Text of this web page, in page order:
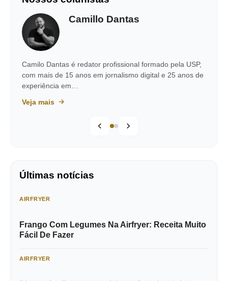
Camillo Dantas
Camilo Dantas é redator profissional formado pela USP,
com mais de 15 anos em jornalismo digital e 25 anos de
experiência em…
Veja mais
Últimas notícias
AIRFRYER
Frango Com Legumes Na Airfryer: Receita Muito
Fácil De Fazer
AIRFRYER